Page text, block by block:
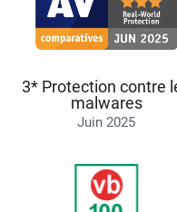
3* Protection contre
malwares
Juin 2025